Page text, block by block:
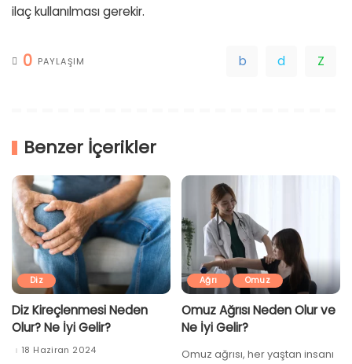
ilaç kullanılması gerekir.
0 PAYLAŞIM
Benzer İçerikler
Diz
Diz Kireçlenmesi Neden
Olur? Ne İyi Gelir?
18 Haziran 2024
Ağrı Omuz
Omuz Ağrısı Neden Olur ve
Ne İyi Gelir?
Omuz ağrısı, her yaştan insanı